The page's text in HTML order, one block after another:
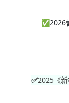
✅2026
✅2025《